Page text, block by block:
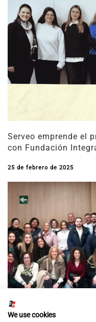
Serveo emprende el
con Fundación
25 de febrero de 2025
We use cookies